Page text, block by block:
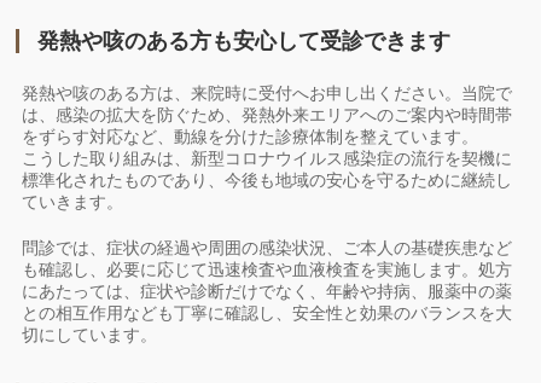
発熱や咳のある方も安心して受診できます
発熱や咳のある方は、来院時に受付へお申し出ください。当院で
は、感染の拡大を防ぐため、発熱外来エリアへのご案内や時間帯
をずらす対応など、動線を分けた診療体制を整えています。
こうした取り組みは、新型コロナウイルス感染症の流行を契機に
標準化されたものであり、今後も地域の安心を守るために継続し
ていきます。
問診では、症状の経過や周囲の感染状況、ご本人の基礎疾患など
も確認し、必要に応じて迅速検査や血液検査を実施します。処方
にあたっては、症状や診断だけでなく、年齢や持病、服薬中の薬
との相互作用なども丁寧に確認し、安全性と効果のバランスを大
切にしています。